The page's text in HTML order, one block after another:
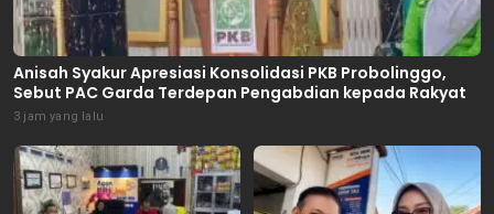
Anisah Syakur Apresiasi Konsolidasi PKB Probolinggo,
Sebut PAC Garda Terdepan Pengabdian kepada Rakyat
3 jam yang lalu